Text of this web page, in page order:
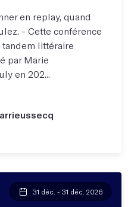
en replay, quand
- Cette conférence
littéraire
par Marie
en 202...
31 déc. - 31 déc. 2026